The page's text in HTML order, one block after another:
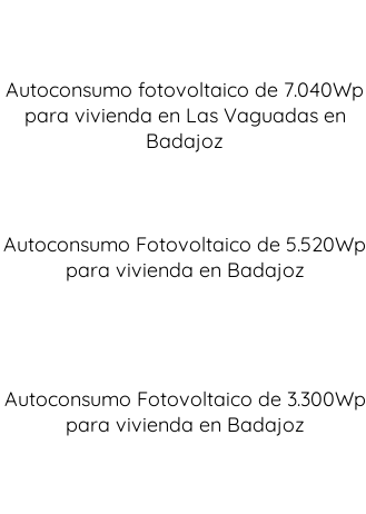
Autoconsumo fotovoltaico de 7.040Wp
para vivienda en Las Vaguadas en
Badajoz
Autoconsumo Fotovoltaico de 5.520Wp
para vivienda en Badajoz
Autoconsumo Fotovoltaico de 3.300Wp
para vivienda en Badajoz